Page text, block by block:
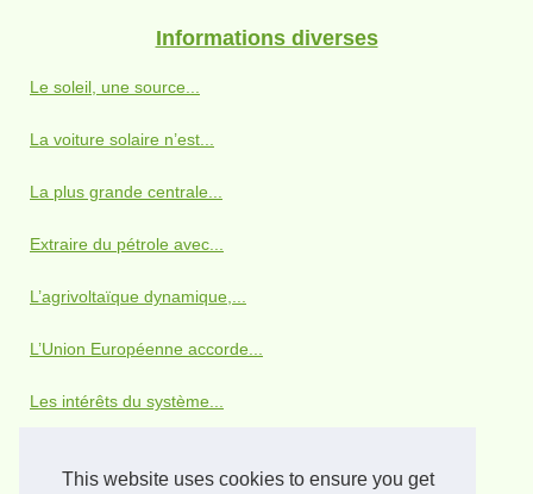
This website uses cookies to ensure you get
Informations diverses
Le soleil, une source...
La voiture solaire n’est...
La plus grande centrale...
Extraire du pétrole avec...
L’agrivoltaïque dynamique,...
L’Union Européenne accorde...
Les intérêts du système...